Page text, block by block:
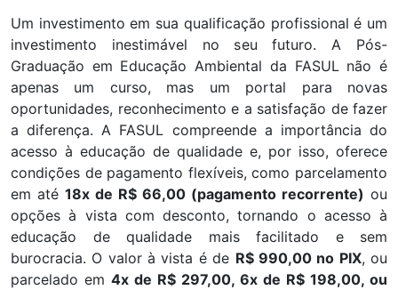
Um investimento em sua qualificação profissional é um
investimento inestimável no seu futuro. A Pós-
Graduação em Educação Ambiental da FASUL não é
apenas um curso, mas um portal para novas
oportunidades, reconhecimento e a satisfação de fazer
a diferença. A FASUL compreende a importância do
acesso à educação de qualidade e, por isso, oferece
condições de pagamento flexíveis, como parcelamento
em até 18x de R$ 66,00 (pagamento recorrente) ou
opções à vista com desconto, tornando o acesso à
educação de qualidade mais facilitado e sem
burocracia. O valor à vista é de R$ 990,00 no PIX, ou
parcelado em 4x de R$ 297,00, 6x de R$ 198,00, ou